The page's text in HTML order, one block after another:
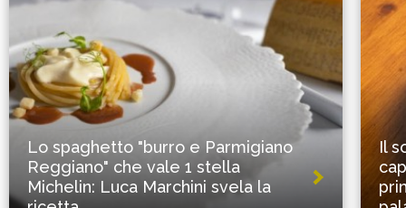
Lo spaghetto "burro e Parmigiano
Reggiano" che vale 1 stella
Michelin: Luca Marchini svela la
Il